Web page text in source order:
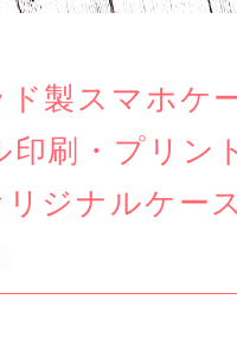
ド製スマホケ
印刷・プリン
リジナルケー